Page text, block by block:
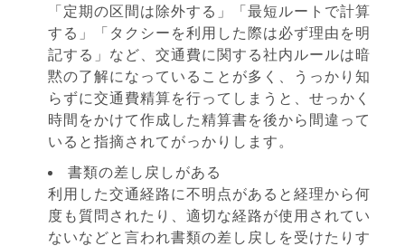
「定期の区間は除外する」「最短ルートで計算
する」「タクシーを利用した際は必ず理由を明
記する」など、交通費に関する社内ルールは暗
黙の了解になっていることが多く、うっかり知
らずに交通費精算を行ってしまうと、せっかく
時間をかけて作成した精算書を後から間違って
いると指摘されてがっかりします。
書類の差し戻しがある
利用した交通経路に不明点があると経理から何
度も質問されたり、適切な経路が使用されてい
ないなどと言われ書類の差し戻しを受けたりす